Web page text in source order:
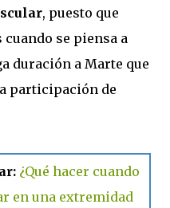
, puesto que
se piensa a
duración a Marte que
participación de
¿Qué hacer cuando
en una extremidad